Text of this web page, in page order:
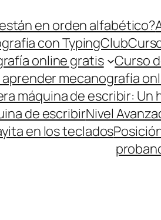
en orden alfabético?
con TypingClub
online gratis
Curso
mecanografía
máquina de escribir:
de escribirNivel
en los teclados